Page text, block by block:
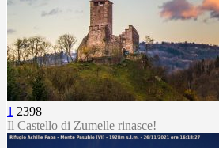
1 2398
Il Castello di Zumelle rinasce!